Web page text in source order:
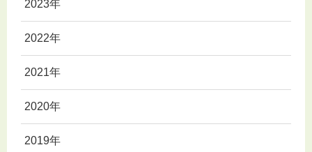
2023年
2022年
2021年
2020年
2019年